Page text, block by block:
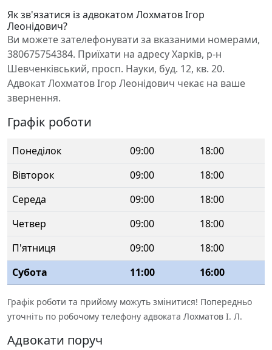
Як зв'язатися із адвокатом Лохматов Ігор
Леонідович?
Ви можете зателефонувати за вказаними номерами,
380675754384. Приїхати на адресу Харків, р-н
Шевченківський, просп. Науки, буд. 12, кв. 20.
Адвокат Лохматов Ігор Леонідович чекає на ваше
звернення.
Графік роботи
Понеділок 09:00
18:00
Вівторок
09:00
18:00
Середа
09:00
18:00
Четвер
09:00
18:00
П'ятниця
09:00
18:00
Субота
11:00 16:00
Графік роботи та прийому можуть змінитися! Попередньо
уточніть по робочому телефону адвоката Лохматов І. Л.
Адвокати поруч